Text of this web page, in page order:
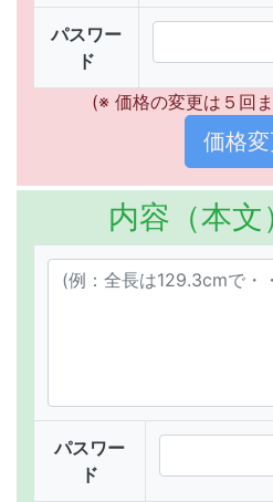
パスワー
ド
(※ 価格の変更は５回
内容（本文
パスワー
ド